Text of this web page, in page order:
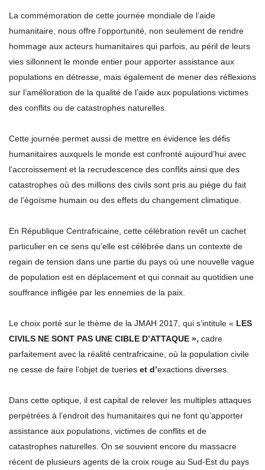
La commémoration de cette journée mondiale de l’aide
humanitaire, nous offre l’opportunité, non seulement de rendre
hommage aux acteurs humanitaires qui parfois, au péril de leurs
vies sillonnent le monde entier pour apporter assistance aux
populations en détresse, mais également de mener des réflexions
sur l’amélioration de la qualité de l’aide aux populations victimes
des conflits ou de catastrophes naturelles.
Cette journée permet aussi de mettre en évidence les défis
humanitaires auxquels le monde est confronté aujourd’hui avec
l’accroissement et la recrudescence des conflits ainsi que des
catastrophes où des millions des civils sont pris au piège du fait
de l’égoïsme humain ou des effets du changement climatique.
En République Centrafricaine, cette célébration revêt un cachet
particulier en ce sens qu’elle est célébrée dans un contexte de
regain de tension dans une partie du pays où une nouvelle vague
de population est en déplacement et qui connait au quotidien une
souffrance infligée par les ennemies de la paix.
Le choix porté sur le thème de la JMAH 2017, qui s’intitule « LES
CIVILS NE SONT PAS UNE CIBLE D’ATTAQUE », cadre
parfaitement avec la réalité centrafricaine, où la population civile
ne cesse de faire l’objet de tueries et d’exactions diverses.
Dans cette optique, il est capital de relever les multiples attaques
perpétrées à l’endroit des humanitaires qui ne font qu’apporter
assistance aux populations, victimes de conflits et de
catastrophes naturelles. On se souvient encore du massacre
récent de plusieurs agents de la croix rouge au Sud-Est du pays